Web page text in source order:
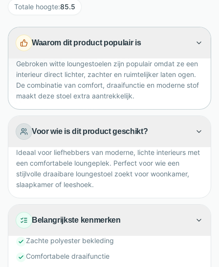
rustig moment in huis. Dankzij de handige draaifunctie
formaat van B73,5 x D75 x H85,5 cm is deze stoel een
royale blikvanger voor de woonkamer, slaapkamer of
Totale hoogte:85.5
Waarom dit product populair is
Gebroken witte loungestoelen zijn populair omdat ze een
interieur direct lichter, zachter en ruimtelijker laten ogen.
De combinatie van comfort, draaifunctie en moderne stof
maakt deze stoel extra aantrekkelijk.
Voor wie is dit product geschikt?
Ideaal voor liefhebbers van moderne, lichte interieurs met
een comfortabele loungeplek. Perfect voor wie een
stijlvolle draaibare loungestoel zoekt voor woonkamer,
slaapkamer of leeshoek.
Belangrijkste kenmerken
Zachte polyester bekleding
Comfortabele draaifunctie